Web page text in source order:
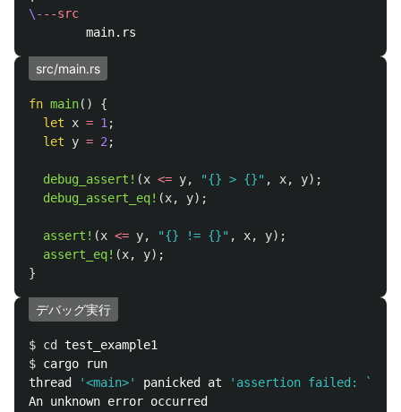
\- --src
src/main.rs
fn main()
{
let
x = 1 ;
let
y = 2 ;
debug_assert! (x <= y, "{} > {}" , x, y);
debug_assert_eq! (x, y);
assert! (x <= y, "{} != {}" , x, y);
assert_eq! (x, y);
}
デバッグ実行
$ cd
$ cargo run
thread
'<main>' panicked at
'assertion failed: